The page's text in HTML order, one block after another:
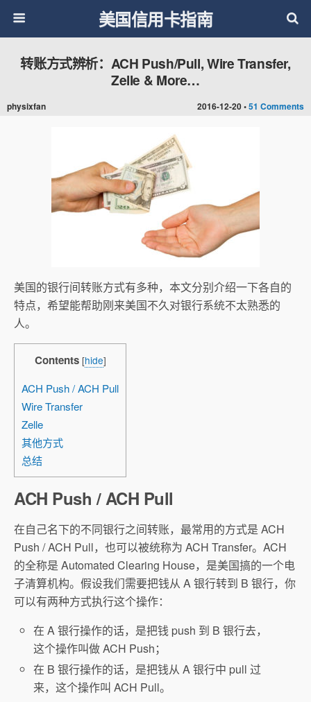
美国信用卡指南
2016-12-20 •51 Comments
转账方式辨析：ACH Push/Pull, Wire Transfer,
Zelle & More…
physixfan
美国的银行间转账方式有多种，本文分别介绍一下各自的
特点，希望能帮助刚来美国不久对银行系统不太熟悉的
人。
Contents [hide]
ACH Push / ACH Pull
Wire Transfer
Zelle
其他方式
总结
ACH Push / ACH Pull
在自己名下的不同银行之间转账，最常用的方式是 ACH
Push / ACH Pull，也可以被统称为 ACH Transfer。ACH
的全称是 Automated Clearing House，是美国搞的一个电
子清算机构。假设我们需要把钱从 A 银行转到 B 银行，你
可以有两种方式执行这个操作：
在 A 银行操作的话，是把钱 push 到 B 银行去，
这个操作叫做 ACH Push；
在 B 银行操作的话，是把钱从 A 银行中 pull 过
来，这个操作叫 ACH Pull。